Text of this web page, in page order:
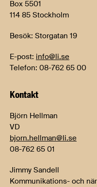
Box 5501
114 85 Stockholm
Besök: Storgatan 19
E-post: info@li.se
Telefon: 08-762 65 00
Kontakt
Björn Hellman
VD
bjorn.hellman@li.se
08-762 65 01
Jimmy Sandell
Kommunikations- och